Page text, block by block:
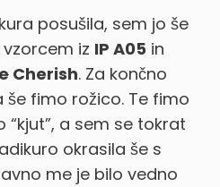
posušila, sem jo še
iz IP A05 in
Cherish. Za končno
fimo rožico. Te fimo
a sem se tokrat
okrasila še s
me je bilo vedno